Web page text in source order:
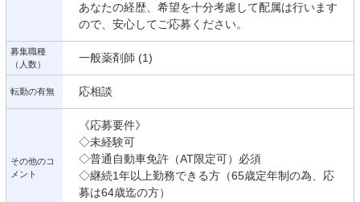
あなたの経歴、希望を十分考慮して配属は行います
ので、安心してご応募ください。
募集職種
（人数）
一般薬剤師 (1)
転勤の有無 応相談
その他のコ
メント
《応募要件》
◇未経験可
◇普通自動車免許（AT限定可）必須
◇継続1年以上勤務できる方（65歳定年制の為、応
募は64歳迄の方）